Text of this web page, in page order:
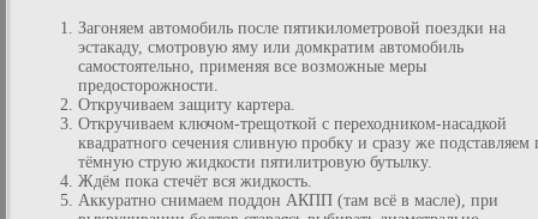
Загоняем автомобиль после пятикилометровой поездки на
эстакаду, смотровую яму или домкратим автомобиль
самостоятельно, применяя все возможные меры
предосторожности.
Откручиваем защиту картера.
Откручиваем ключом-трещоткой с переходником-насадкой
квадратного сечения сливную пробку и сразу же подставляем
тёмную струю жидкости пятилитровую бутылку.
Ждём пока стечёт вся жидкость.
Аккуратно снимаем поддон АКПП (там всё в масле), при